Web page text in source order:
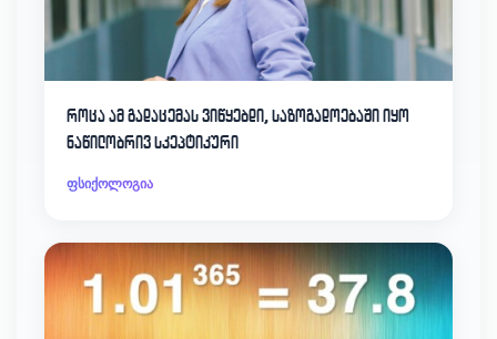
როცა ამ გადაცემას ვიწყებდი, საზოგადოებაში იყო
ნაწილობრივ სკეპტიკური
ფსიქოლოგია